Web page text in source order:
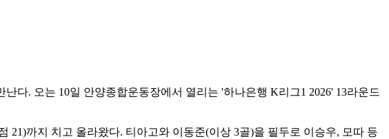
다. 오는 10일 안양종합운동장에서 열리는 '하나은행 K리그1 2026' 13라운드
21)까지 치고 올라왔다. 티아고와 이동준(이상 3골)을 필두로 이승우, 모따 등